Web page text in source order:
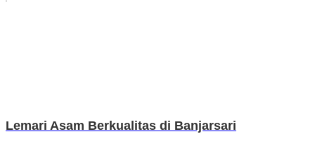
Lemari Asam Berkualitas di Banjarsari